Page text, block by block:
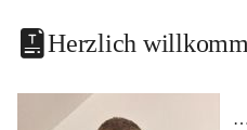
Herzlich
…